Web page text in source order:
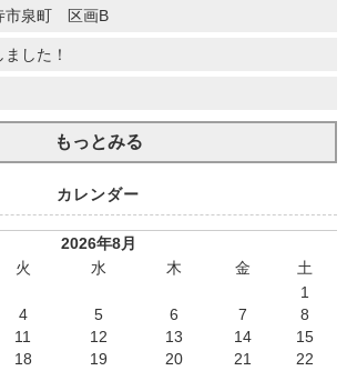
市泉町 区画B
した！
もっとみる
カレンダー
2026年8月
火 水 木 金
土
1
4 5 6 7
8
11 12 13 14
15
18 19 20 21 22